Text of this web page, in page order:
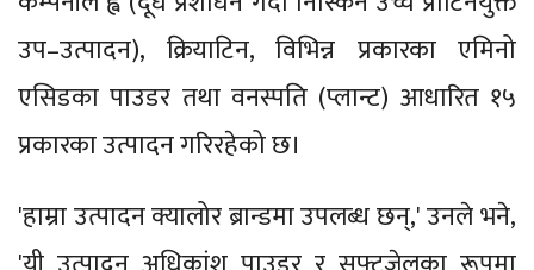
उप–उत्पादन), क्रियाटिन, विभिन्न प्रकारका एमिनो
एसिडका पाउडर तथा वनस्पति (प्लान्ट) आधारित १५
प्रकारका उत्पादन गरिरहेको छ।
'हाम्रा उत्पादन क्यालोर ब्रान्डमा उपलब्ध छन्,' उनले भने,